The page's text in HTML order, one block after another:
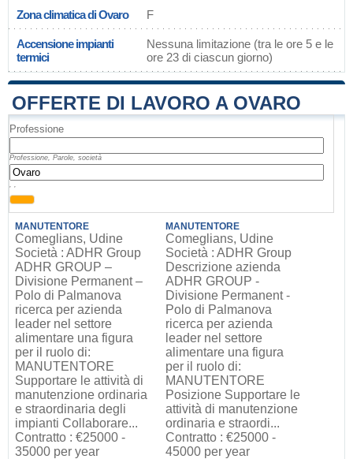
Zona climatica di Ovaro F
Accensione impianti
termici
Nessuna limitazione (tra le ore 5 e le
ore 23 di ciascun giorno)
OFFERTE DI LAVORO A OVARO
Professione
Professione, Parole, società
, ,
MANUTENTORE
Comeglians, Udine
Società : ADHR Group
ADHR GROUP –
Divisione Permanent –
Polo di Palmanova
ricerca per azienda
leader nel settore
alimentare una figura
per il ruolo di:
MANUTENTORE
Supportare le attività di
manutenzione ordinaria
e straordinaria degli
impianti Collaborare...
Contratto : €25000 -
35000 per year
MANUTENTORE
Comeglians, Udine
Società : ADHR Group
Descrizione azienda
ADHR GROUP -
Divisione Permanent -
Polo di Palmanova
ricerca per azienda
leader nel settore
alimentare una figura
per il ruolo di:
MANUTENTORE
Posizione Supportare le
attività di manutenzione
ordinaria e straordi...
Contratto : €25000 -
45000 per year